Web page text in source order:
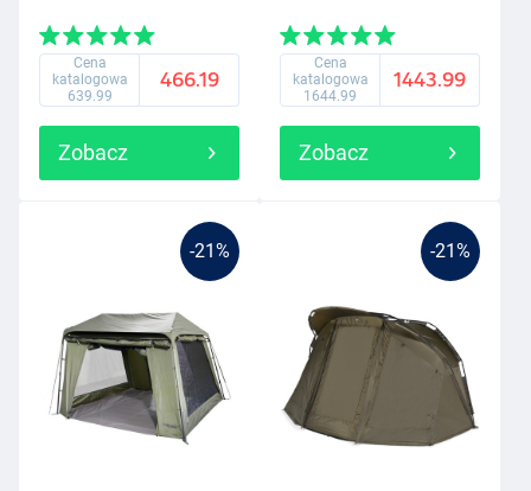
Cena
katalogowa
639.99
466.19
Zobacz
Cena
katalogowa
1644.99
1443.99
Zobacz
-21% -21%